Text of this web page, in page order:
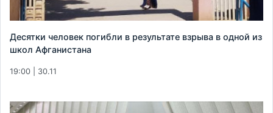
Десятки человек погибли в результате взрыва в одной из
школ Афганистана
19:00 | 30.11